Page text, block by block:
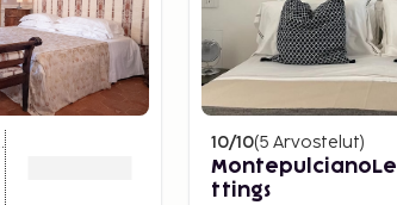
säilynyt lähes
kestävä
tuotetaan
di
ja
10/10(5 Arvostelut)
MontepulcianoLe
ttings